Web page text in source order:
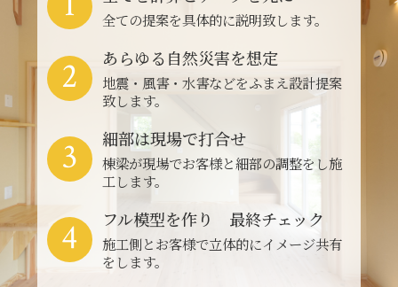
全ての提案を具体的に説明致します。
あらゆる自然災害を想定
地震・風害・水害などをふまえ設計提案
致します。
2
細部は現場で打合せ
棟梁が現場でお客様と細部の調整をし施
工します。
3
フル模型を作り 最終チェック
施工側とお客様で立体的にイメージ共有
をします。
4